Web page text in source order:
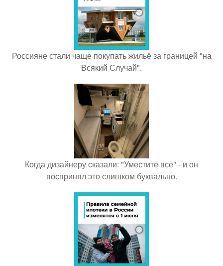
Россияне стали чаще покупать жильё за границей "на
Всякий Случай".
Когда дизайнеру сказали: "Уместите всё" - и он
воспринял это слишком буквально.